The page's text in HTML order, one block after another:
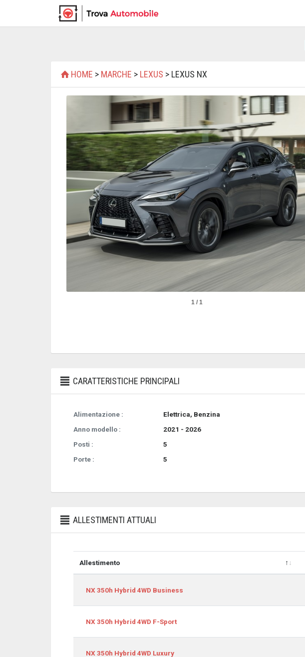
HOME > MARCHE > LEXUS > LEXUS NX
1 / 1
CARATTERISTICHE PRINCIPALI
Alimentazione :
Elettrica, Benzina
Anno modello :
2021 - 2026
Posti :
5
Porte :
5
ALLESTIMENTI ATTUALI
Allestimento
NX 350h Hybrid 4WD Business
NX 350h Hybrid 4WD F-Sport
NX 350h Hybrid 4WD Luxury